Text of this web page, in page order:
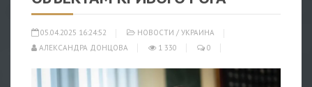
05.04.2025 16:24:52 НОВОСТИ / УКРАИНА
АЛЕКСАНДРА ДОНЦОВА
1 330 0